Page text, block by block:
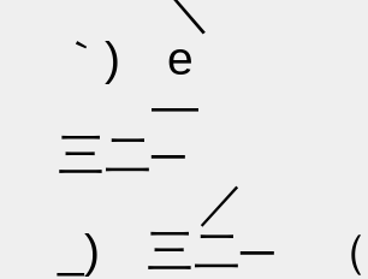
＼
｀) e (
― ―
三二─
／
_) 三二